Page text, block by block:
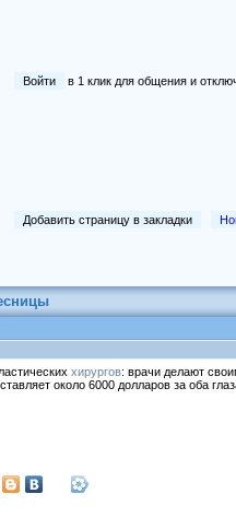
Войти в 1 клик для общения и
Добавить страницу в закладки
хирургов: врачи делают
около 6000 долларов за оба